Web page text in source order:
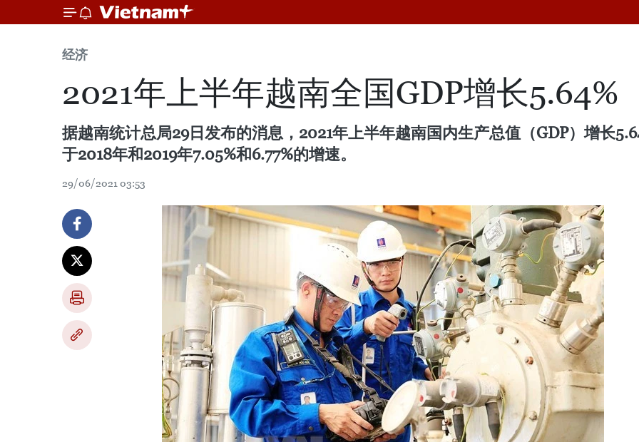
经济
2021年上半年越南全国GDP增长5.64%
据越南统计总局29日发布的消息，2021年上半年越南国内生产总值（GDP）增长
于2018年和2019年7.05%和6.77%的增速。
29/06/2021 03:53